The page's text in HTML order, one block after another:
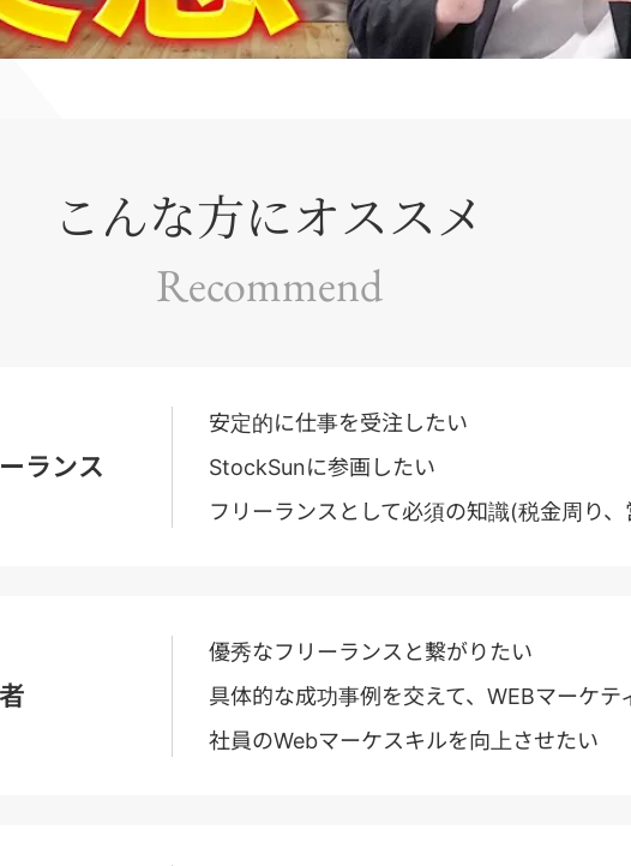
こんな方にオススメ
Recommend
ランス
安定的に仕事を受注したい
StockSunに参画したい
フリーランスとして必須の知識(税金周り
優秀なフリーランスと繋がりたい
具体的な成功事例を交えて、WEBマーケテ
社員のWebマーケスキルを向上させたい